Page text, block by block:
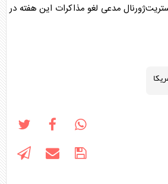
مدعی لغو مذاکرات این هفته در